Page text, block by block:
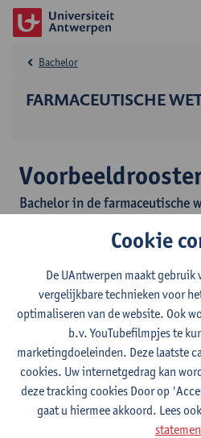
FARMACEUTISCHE
Bachelor
Bachelor in de farmaceutische
Dit voorbeeldrooster toont
opleidingsonderdelen waaronder
keuzeopleidingsonderdelen die niet
van een individueel programma.
Het voorbeeldrooster is steeds
het semester is het mogelijk dat
ingepland zijn. Het reële uurrooster
voorbeeldrooster.
Studenten die ingeschreven zijn
Cookie
De UAntwerpen maakt gebruik
vergelijkbare technieken voor
optimaliseren van de website. Ook
b.v. YouTubefilmpjes te
marketingdoeleinden. Deze laatste
cookies. Uw internetgedrag kan
deze tracking cookies Door op
gaat u hiermee akkoord. Lees